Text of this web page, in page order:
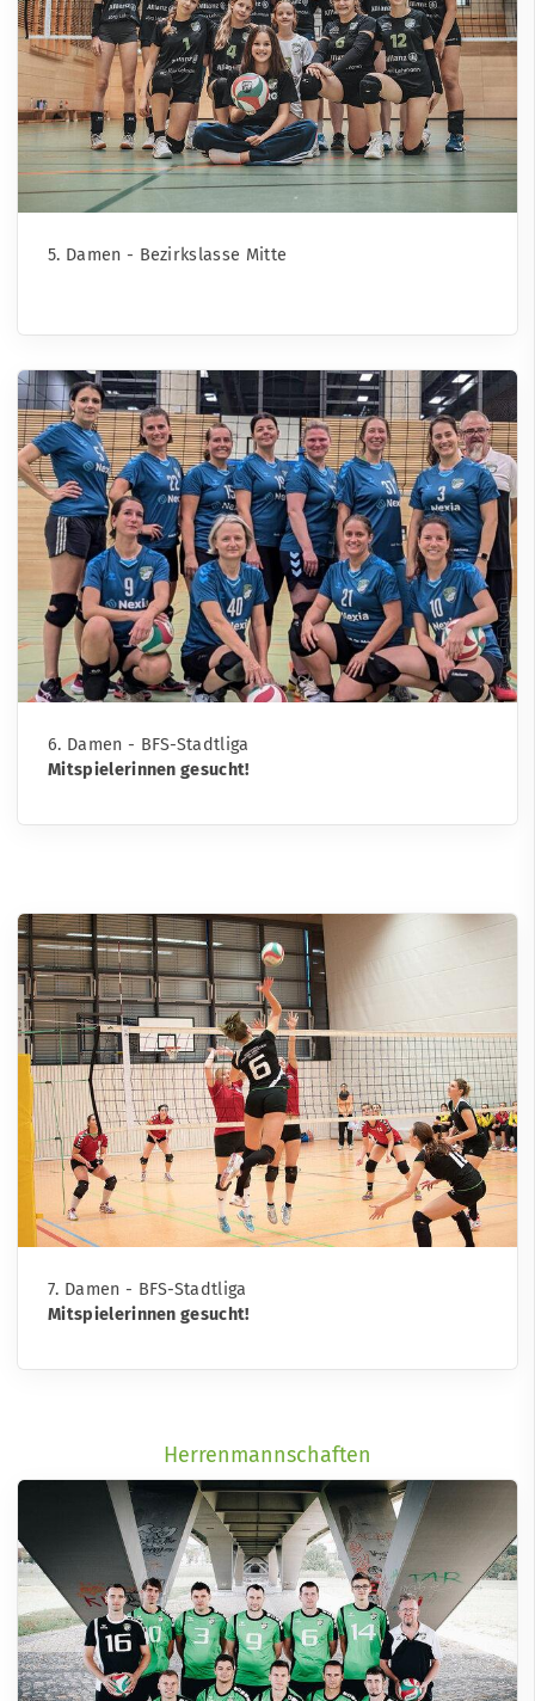
5. Damen - Bezirkslasse Mitte
6. Damen - BFS-Stadtliga
Mitspielerinnen gesucht!
7. Damen - BFS-Stadtliga
Mitspielerinnen gesucht!
Herrenmannschaften